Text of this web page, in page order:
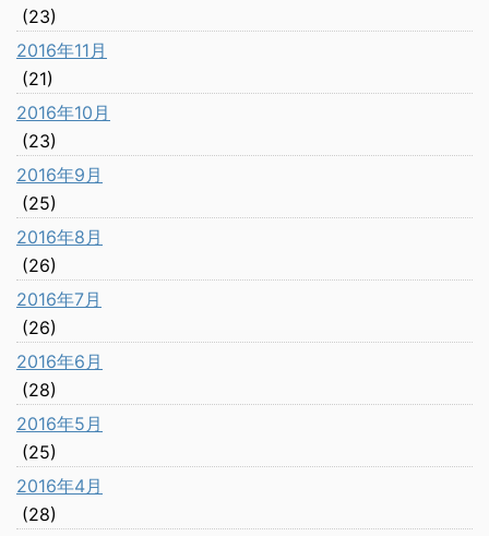
(23)
2016年11月
(21)
2016年10月
(23)
2016年9月
(25)
2016年8月
(26)
2016年7月
(26)
2016年6月
(28)
2016年5月
(25)
2016年4月
(28)